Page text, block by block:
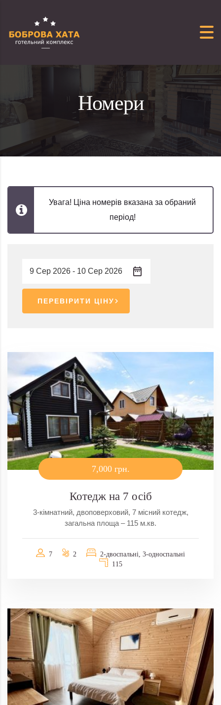
Номери
Увага! Ціна номерів вказана за обраний
період!
ПЕРЕВІРИТИ ЦІНУ
7,000 грн.
Котедж на 7 осіб
3-кімнатний, двоповерховий, 7 місний котедж,
загальна площа – 115 м.кв.
7 2
2-двоспальні, 3-односпальні
115